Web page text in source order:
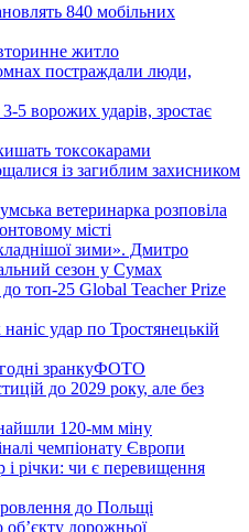
840 мобільних
житло
постраждали люди,
5 ворожих ударів, зростає
токсокарами
із загиблим захисником
ветеринарка розповіла
місті
зими». Дмитро
сезон у Сумах
топ-25 Global Teacher Prize
удар по Тростянецькій
зранкуФОТО
до 2029 року, але без
120-мм міну
чемпіонату Європи
і річки: чи є перевищення
до Польщі
обʼєкту дорожньої